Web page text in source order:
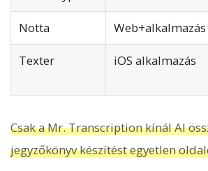
Notta Web+alkalmazás
Texter iOS alkalmazás
Csak a Mr. Transcription kínál AI
jegyzőkönyv készítést egyetlen